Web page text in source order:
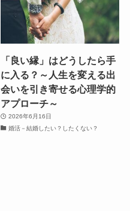
「良い縁」はどうしたら手
に入る？～人生を変える出
会いを引き寄せる心理学的
アプローチ～
2026年6月16日
婚活－結婚したい？したくない？